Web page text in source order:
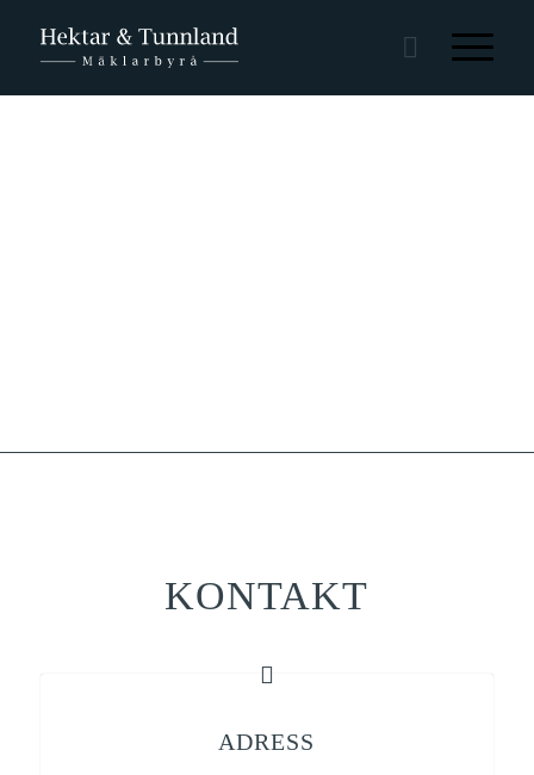
KONTAKT
ADRESS